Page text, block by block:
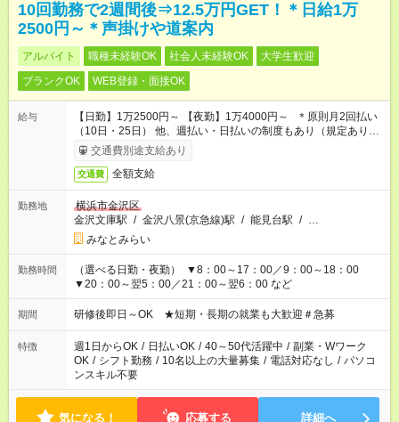
10回勤務で2週間後⇒12.5万円GET！＊日給1万
2500円～＊声掛けや道案内
アルバイト 職種未経験OK 社会人未経験OK
大学生歓迎
ブランクOK
WEB登録・面接OK
給与
【日勤】1万2500円～ 【夜勤】1万4000円～ ＊原則月2回払い
（10日・25日） 他、週払い・日払いの制度もあり（規定あり）
＃日収1万円以上
交通費別途支給あり
交通費 全額支給
勤務地
横浜市金沢区
金沢文庫駅 / 金沢八景(京急線)駅 / 能見台駅 / …
みなとみらい
勤務時間
（選べる日勤・夜勤） ▼8：00～17：00／9：00～18：00
▼20：00～翌5：00／21：00～翌6：00 など
期間 研修後即日～OK ★短期・長期の就業も大歓迎＃急募
特徴 週1日からOK / 日払いOK / 40～50代活躍中 / 副業・Wワーク
OK / シフト勤務 / 10名以上の大量募集 / 電話対応なし / パソコ
ンスキル不要
気になる！ 応募する 詳細へ